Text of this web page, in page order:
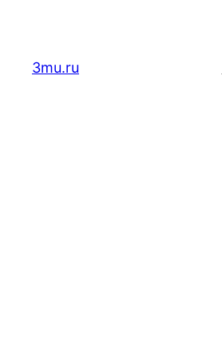
содержимому
3mu.ru